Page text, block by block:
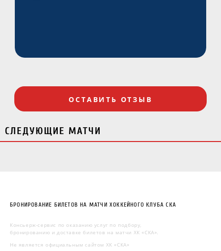
ОСТАВИТЬ ОТЗЫВ
СЛЕДУЮЩИЕ МАТЧИ
БРОНИРОВАНИЕ БИЛЕТОВ НА МАТЧИ ХОККЕЙНОГО КЛУБА СКА
Консьерж-сервис по оказанию услуг по подбору,
бронированию и доставке билетов на матчи ХК «СКА».
Не является официальным сайтом ХК «СКА»